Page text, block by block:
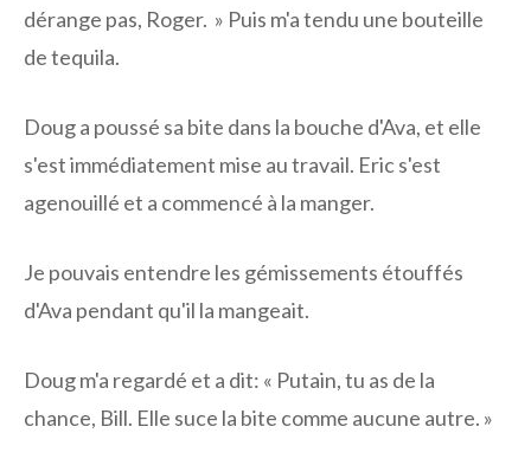
dérange pas, Roger. » Puis m'a tendu une bouteille
de tequila.
Doug a poussé sa bite dans la bouche d'Ava, et elle
s'est immédiatement mise au travail. Eric s'est
agenouillé et a commencé à la manger.
Je pouvais entendre les gémissements étouffés
d'Ava pendant qu'il la mangeait.
Doug m'a regardé et a dit: « Putain, tu as de la
chance, Bill. Elle suce la bite comme aucune autre. »